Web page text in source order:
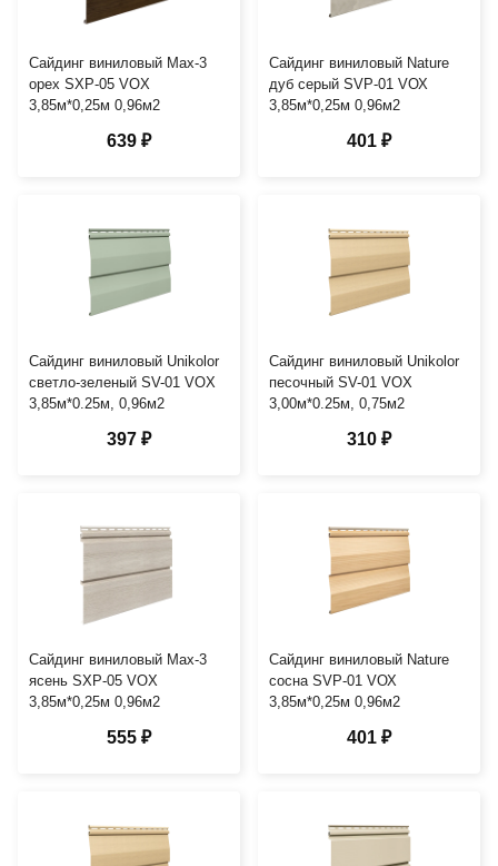
Сайдинг виниловый Мах-3
орех SXP-05 VOX
3,85м*0,25м 0,96м2
639 ₽
Сайдинг виниловый Nature
дуб серый SVP-01 VОХ
3,85м*0,25м 0,96м2
401 ₽
Сайдинг виниловый Unikolor
светло-зеленый SV-01 VOX
3,85м*0.25м, 0,96м2
397 ₽
Сайдинг виниловый Unikolor
песочный SV-01 VOX
3,00м*0.25м, 0,75м2
310 ₽
Сайдинг виниловый Мах-3
ясень SXP-05 VOX
3,85м*0,25м 0,96м2
555 ₽
Сайдинг виниловый Nature
сосна SVP-01 VОХ
3,85м*0,25м 0,96м2
401 ₽